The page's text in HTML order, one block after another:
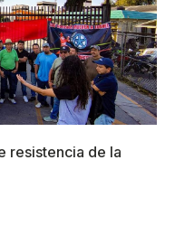
resistencia de la